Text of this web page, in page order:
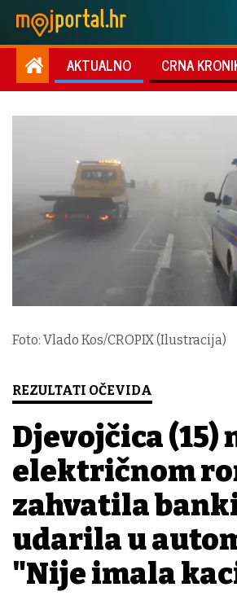
AKTUALNO CRNA
Foto: Vlado Kos/CROPIX (Ilustracija)
REZULTATI OČEVIDA
Djevojčica (15)
električnom
zahvatila
udarila u
"Nije imala